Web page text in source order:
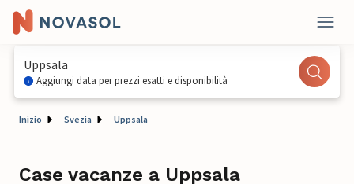
Uppsala
Aggiungi data per prezzi esatti e disponibilità
Inizio Svezia Uppsala
Case vacanze a Uppsala